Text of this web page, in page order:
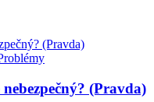
(Pravda)